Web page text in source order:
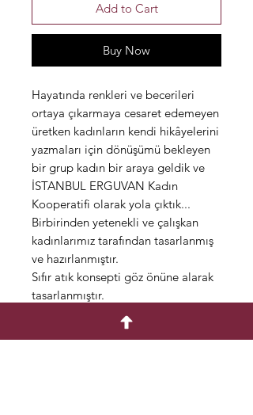
Add to Cart
Buy Now
Hayatında renkleri ve becerileri
ortaya çıkarmaya cesaret edemeyen
üretken kadınların kendi hikâyelerini
yazmaları için dönüşümü bekleyen
bir grup kadın bir araya geldik ve
İSTANBUL ERGUVAN Kadın
Kooperatifi olarak yola çıktık...
Birbirinden yetenekli ve çalışkan
kadınlarımız tarafından tasarlanmış
ve hazırlanmıştır.
Sıfır atık konsepti göz önüne alarak
tasarlanmıştır.
Bu durumda desenler değişiklik